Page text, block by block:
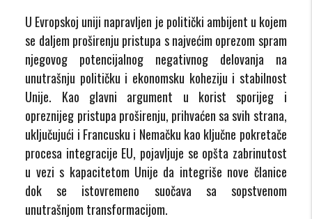
U Evropskoj uniji napravljen je politički ambijent u kojem
se daljem proširenju pristupa s najvećim oprezom spram
njegovog potencijalnog negativnog delovanja na
unutrašnju političku i ekonomsku koheziju i stabilnost
Unije. Kao glavni argument u korist sporijeg i
opreznijeg pristupa proširenju, prihvaćen sa svih strana,
uključujući i Francusku i Nemačku kao ključne pokretače
procesa integracije EU, pojavljuje se opšta zabrinutost
u vezi s kapacitetom Unije da integriše nove članice
dok se istovremeno suočava sa sopstvenom
unutrašnjom transformacijom.